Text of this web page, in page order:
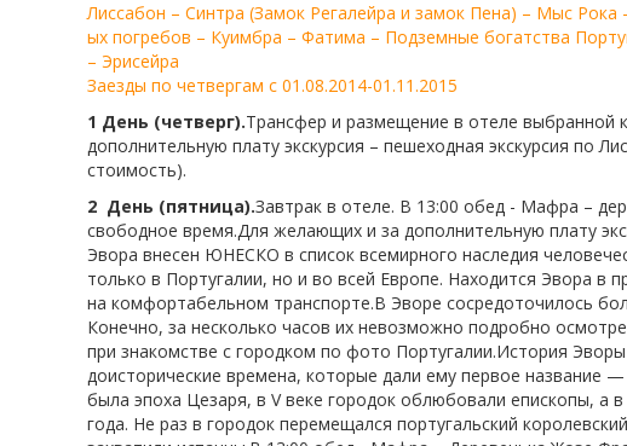
Лиссабон – Синтра (Замок Регалейра и замок Пена) – Мыс
ых погребов – Куимбра – Фатима – Подземные богатства
– Эрисейра
Заезды по четвергам с 01.08.2014-01.11.2015
1 День (четверг).Трансфер и размещение в отеле выбранной
дополнительную плату экскурсия – пешеходная экскурсия по
стоимость).
2 День (пятница).Завтрак в отеле. В 13:00 обед - Мафра –
свободное время.Для желающих и за дополнительную плату
Эвора внесен ЮНЕСКО в список всемирного наследия
только в Португалии, но и во всей Европе. Находится Эвора в
на комфортабельном транспорте.В Эворе сосредоточилось
Конечно, за несколько часов их невозможно подробно
при знакомстве с городком по фото Португалии.История
доисторические времена, которые дали ему первое название
была эпоха Цезаря, в V веке городок облюбовали епископы, а
года. Не раз в городок перемещался португальский